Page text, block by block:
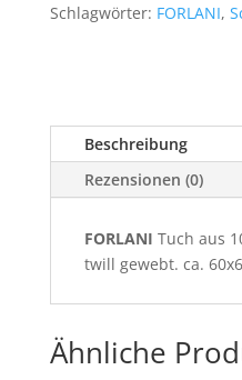
Schlagwörter: FORLANI,
Beschreibung
Rezensionen (0)
FORLANI Tuch aus
twill gewebt. ca.
Ähnliche